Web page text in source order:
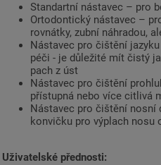
Standartní nástavec – pro
Ortodontický nástavec –
rovnátky, zubní náhradou,
Nástavec pro čištění
péči - je důležité mít čistý
pach z úst
Nástavec pro čištění
přístupná nebo více citlivá
Nástavec pro čištění nosní
konvičku pro výplach nosu
Uživatelské přednosti: